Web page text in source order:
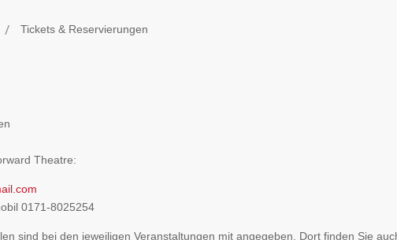
Tickets & Reservierungen
Theatre:
0171-8025254
sind bei den jeweiligen Veranstaltungen mit angegeben. Dort finden Sie